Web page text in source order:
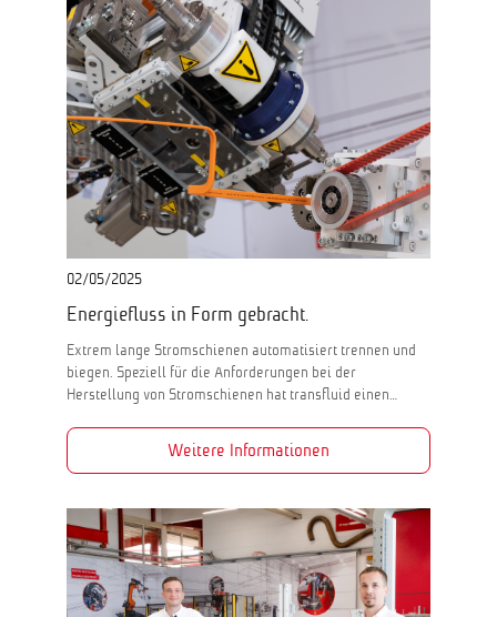
02/05/2025
Energiefluss in Form gebracht.
Extrem lange Stromschienen automatisiert trennen und
biegen. Speziell für die Anforderungen bei der
Herstellung von Stromschienen hat transfluid einen…
Weitere Informationen